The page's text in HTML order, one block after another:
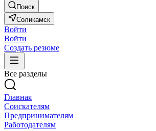
Поиск
Соликамск
Войти
Войти
Создать резюме
Все разделы
Главная
Соискателям
Предпринимателям
Работодателям